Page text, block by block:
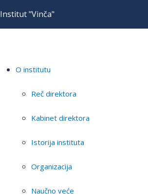
Institut "Vinča"
O institutu
Reč direktora
Kabinet direktora
Istorija instituta
Organizacija
Naučno veće